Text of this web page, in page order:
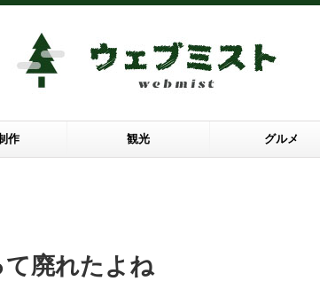
作 観光 グルメ
廃れたよね